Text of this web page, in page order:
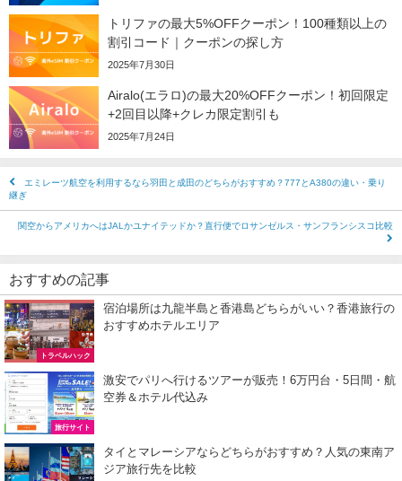
JTB) 大韓航空便(航空券+ホテル) 最大20,000円OFFクーポン
04/01 JTB) チャイナエアライン便(航空券+ホテル) 最大20,000円OFFクー
04/01 JTB) エバー航空便(航空券+ホテル) 最大20,000円OFFクー
04/01 JTB) シンガポール航空便(航空券+ホテル) 最大20,000円OFFクー
04/01 JTB) ベトナム航空便(航空券+ホテル) 最大20,000円OFFク
04/01 Trip.com) 航空券＋ホテル 最大5,000円OFFクーポン
03/27 Peach) タイムセール(バンコク・シンガポール)
03/26 サプライス) 海外航空券 3,000円OFFクーポン
03/26 HIS) 海外航空券(東アジア) 2,000円OFFクーポン
03/25 Trip.com) 海外航空券 アジア行き6,900円~
03/23 Trip.com) 航空券＋ホテル 最大5,000円OFFクーポン
03/23 Trip.com) 海外航空券 最大2,500円OFFクーポン
トリファの最大5%OFFクーポン！100種類以上の
割引コード｜クーポンの探し方
2025年7月30日
Airalo(エラロ)の最大20%OFFクーポン！初回限定
+2回目以降+クレカ限定割引も
2025年7月24日
エミレーツ航空を利用するなら羽田と成田のどちらがおすすめ？777とA380の違い・乗り
継ぎ
関空からアメリカへはJALかユナイテッドか？直行便でロサンゼルス・サンフランシスコ比較
おすすめの記事
トラベルハック
宿泊場所は九龍半島と香港島どちらがいい？香港旅行の
おすすめホテルエリア
旅行サイト
激安でパリへ行けるツアーが販売！6万円台・5日間・航
空券＆ホテル代込み
タイとマレーシアならどちらがおすすめ？人気の東南ア
ジア旅行先を比較